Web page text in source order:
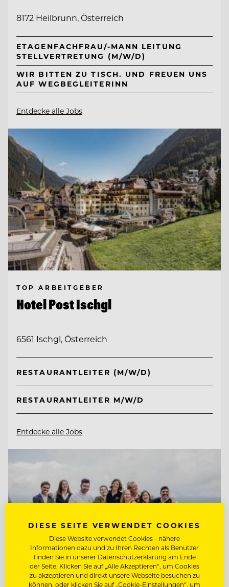
8172 Heilbrunn, Österreich
ETAGENFACHFRAU/-MANN LEITUNG
STELLVERTRETUNG (M/W/D)
WIR BITTEN ZU TISCH. UND FREUEN UNS
AUF WEGBEGLEITERINN
Entdecke alle Jobs
TOP ARBEITGEBER
Hotel Post Ischgl
6561 Ischgl, Österreich
RESTAURANTLEITER (M/W/D)
RESTAURANTLEITER M/W/D
Entdecke alle Jobs
DIESE SEITE VERWENDET COOKIES
Diese Website verwendet Cookies - nähere
Informationen dazu und zu Ihren Rechten als Benutzer
finden Sie in unserer Datenschutzerklärung am Ende
der Seite. Klicken Sie auf „Alle Akzeptieren“, um Cookies
zu akzeptieren und direkt unsere Webseite besuchen zu
können, oder klicken Sie auf „Cookie-Einstellungen“, um